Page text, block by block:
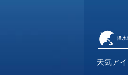
降水
天気ア